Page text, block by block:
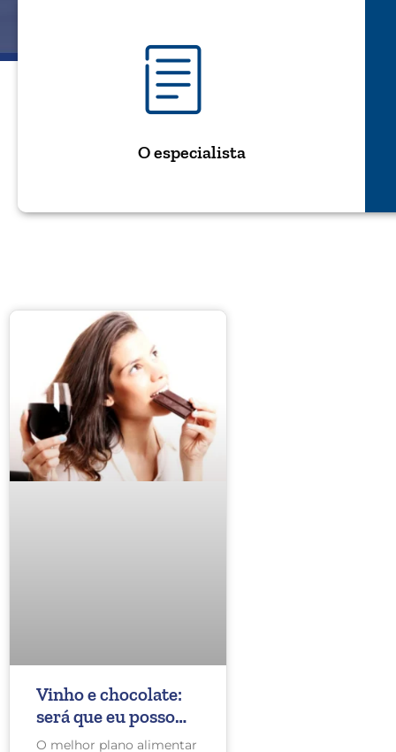
O especialista
Vinho e chocolate:
será que eu posso
comer? É verdade
O melhor plano alimentar